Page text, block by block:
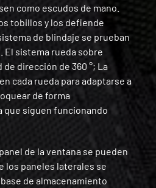
como escudos de mano.
tobillos y los defiende
de blindaje se prueban
El sistema rueda sobre
dirección de 360 ​​°; La
cada rueda para adaptarse a
de forma
que siguen funcionando
de la ventana se pueden
los paneles laterales se
de almacenamiento